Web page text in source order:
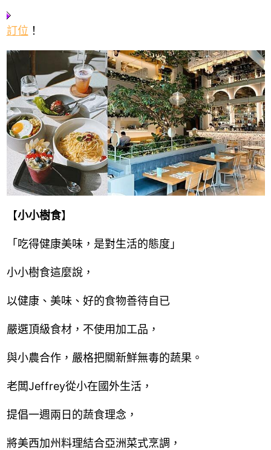
訂位 ！
【小小樹食】
「吃得健康美味，是對生活的態度」
小小樹食這麼說，
以健康、美味、好的食物善待自已
嚴選頂級食材，不使用加工品，
與小農合作，嚴格把關新鮮無毒的蔬果。
老闆Jeffrey從小在國外生活，
提倡一週兩日的蔬食理念，
將美西加州料理結合亞洲菜式烹調，